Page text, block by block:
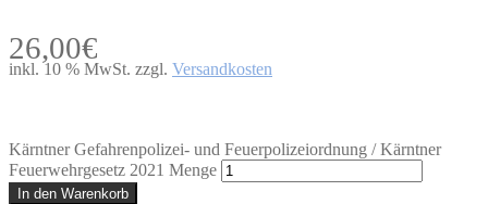
26,00€
inkl. 10 % MwSt. zzgl. Versandkosten
Kärntner Gefahrenpolizei- und Feuerpolizeiordnung / Kärntner
Feuerwehrgesetz 2021 Menge
In den Warenkorb